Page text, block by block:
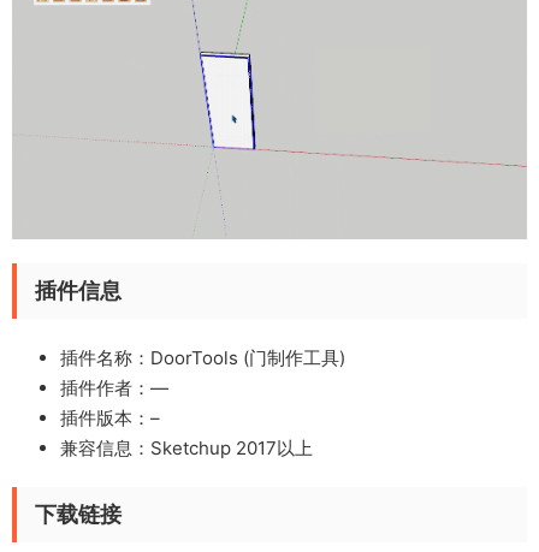
插件信息
插件名称：DoorTools (门制作工具)
插件作者： —
插件版本：–
兼容信息：Sketchup 2017以上
下载链接